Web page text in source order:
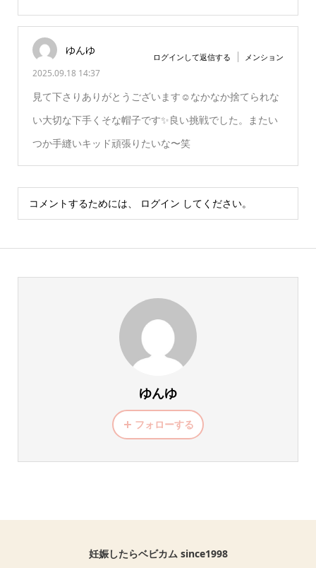
ゆんゆ
2025.09.18 14:37
ログインして返信する メンション
見て下さりありがとうございます☺️なかなか捨てられな
い大切な下手くそな帽子です✨良い挑戦でした。またい
つか手縫いキッド頑張りたいな〜笑
コメントするためには、 ログイン してください。
ゆんゆ
フォローする
妊娠したらベビカム since1998